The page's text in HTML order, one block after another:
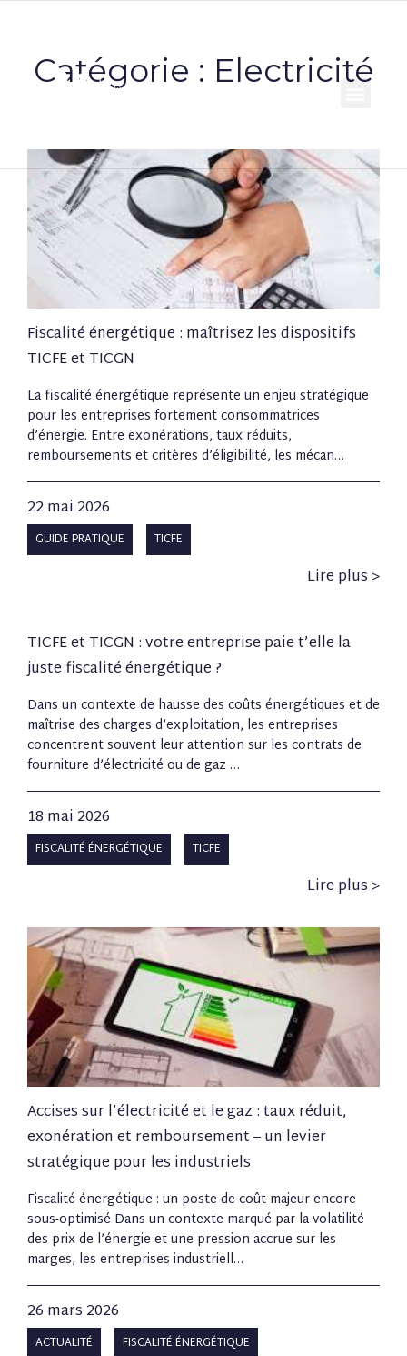
Catégorie : Electricité
Fiscalité énergétique : maîtrisez les dispositifs
TICFE et TICGN
La fiscalité énergétique représente un enjeu stratégique
pour les entreprises fortement consommatrices
d’énergie. Entre exonérations, taux réduits,
remboursements et critères d’éligibilité, les mécan…
22 mai 2026
GUIDE PRATIQUE TICFE
Lire plus >
TICFE et TICGN : votre entreprise paie t’elle la
juste fiscalité énergétique ?
Dans un contexte de hausse des coûts énergétiques et de
maîtrise des charges d’exploitation, les entreprises
concentrent souvent leur attention sur les contrats de
fourniture d’électricité ou de gaz …
18 mai 2026
FISCALITÉ ÉNERGÉTIQUE TICFE
Lire plus >
Accises sur l’électricité et le gaz : taux réduit,
exonération et remboursement – un levier
stratégique pour les industriels
Fiscalité énergétique : un poste de coût majeur encore
sous-optimisé Dans un contexte marqué par la volatilité
des prix de l’énergie et une pression accrue sur les
marges, les entreprises industriell…
26 mars 2026
ACTUALITÉ FISCALITÉ ÉNERGÉTIQUE